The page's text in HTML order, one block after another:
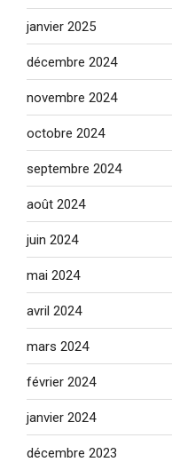
janvier 2025
décembre 2024
novembre 2024
octobre 2024
septembre 2024
août 2024
juin 2024
mai 2024
avril 2024
mars 2024
février 2024
janvier 2024
décembre 2023